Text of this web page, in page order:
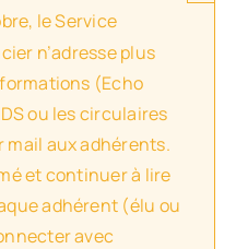
le Service
n’adresse plus
(Echo
ou les circulaires
aux adhérents.
et continuer à lire
adhérent (élu ou
avec